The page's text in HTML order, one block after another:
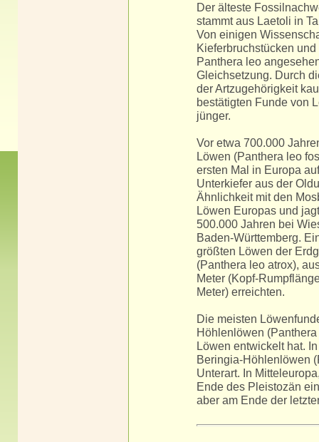
Der älteste
stammt aus Laetoli in
Von einigen
Kieferbruchstücken
Panthera leo
Gleichsetzung. Durch
der Artzugehörigkeit
bestätigten Funde von
jünger.
Vor etwa 700.000
Löwen (Panthera leo
ersten Mal in Europa
Unterkiefer aus der
Ähnlichkeit mit den
Löwen Europas und
500.000 Jahren bei
Baden-Württemberg.
größten Löwen der
(Panthera leo atrox),
Meter (Kopf-
Meter) erreichten.
Die meisten
Höhlenlöwen
Löwen entwickelt hat.
Beringia-Höhlenlöwen
Unterart. In
Ende des Pleistozän
aber am Ende der